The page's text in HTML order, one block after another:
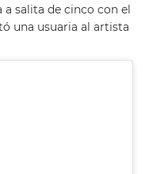
a salita de cinco con el
una usuaria al artista